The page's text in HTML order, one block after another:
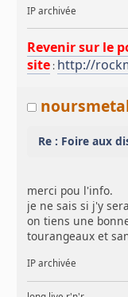
IP archivée
Revenir sur le
site : http://
Re : Foire aux
merci pou l'info.
je ne sais si j'y
on tiens une
tourangeaux et
IP archivée